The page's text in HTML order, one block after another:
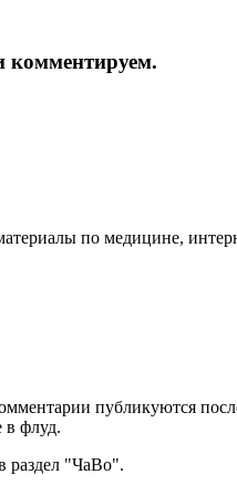
комментируем.
по медицине,
публикуются
в флуд.
раздел "ЧаВо".